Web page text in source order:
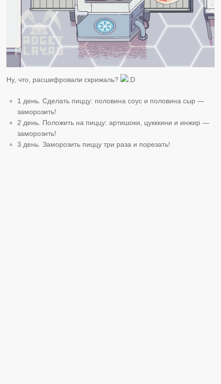
Ну, что, расшифровали скрижаль?
1 день. Сделать пиццу: половина соус и половина сыр —
заморозить!
2 день. Положить на пиццу: артишоки, цукккини и инжир —
заморозить!
3 день. Заморозить пиццу три раза и порезать!